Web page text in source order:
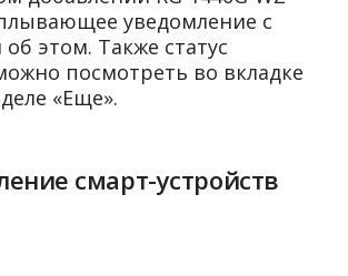
уведомление с
этом. Также статус
посмотреть во вкладке
«Еще».
смарт-устройств